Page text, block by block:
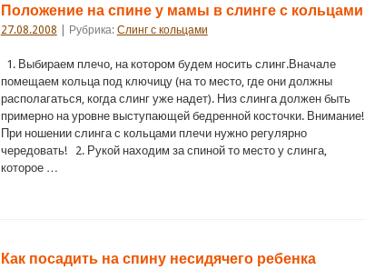
Положение на спине у мамы в слинге с кольцами
27.08.2008 | Рубрика: Слинг с кольцами
1. Выбираем плечо, на котором будем носить слинг.Вначале
помещаем кольца под ключицу (на то место, где они должны
располагаться, когда слинг уже надет). Низ слинга должен быть
примерно на уровне выступающей бедренной косточки. Внимание!
При ношении слинга с кольцами плечи нужно регулярно
чередовать! 2. Рукой находим за спиной то место у слинга,
которое …
Как посадить на спину несидячего ребенка